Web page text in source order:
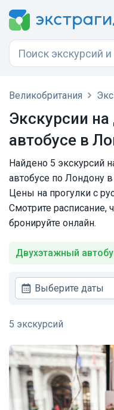
Великобритания
Экскурсии
автобусе в
Найдено 5 экскурсий
автобусе по Лондону в
Цены на прогулки с
Смотрите расписание,
бронируйте онлайн.
Двухэтажный
Выберите даты